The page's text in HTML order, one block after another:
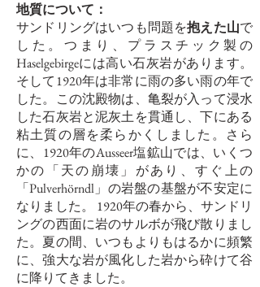
地質について：
サンドリングはいつも問題を抱えた山で
した。つまり、プラスチック製の
Haselgebirgeには高い石灰岩があります。
そして1920年は非常に雨の多い雨の年で
した。この沈殿物は、亀裂が入って浸水
した石灰岩と泥灰土を貫通し、下にある
粘土質の層を柔らかくしました。さら
に、1920年のAusseer塩鉱山では、いくつ
かの「天の崩壊」があり、すぐ上の
「Pulverhörndl」の岩盤の基盤が不安定に
なりました。 1920年の春から、サンドリ
ングの西面に岩のサルボが飛び散りまし
た。夏の間、いつもよりもはるかに頻繁
に、強大な岩が風化した岩から砕けて谷
に降りてきました。